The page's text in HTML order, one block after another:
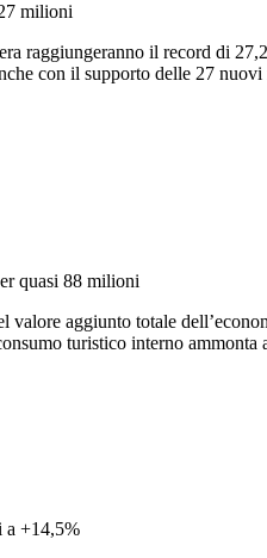
milioni
raggiungeranno il record di
con il supporto delle 27
quasi 88 milioni
aggiunto totale
turistico interno
a +14,5%